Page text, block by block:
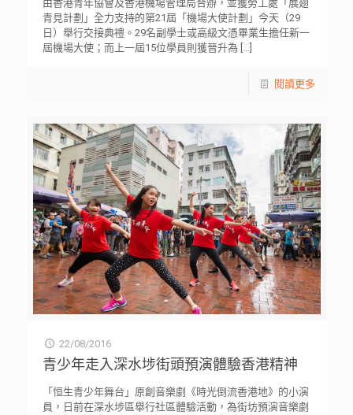
由香港青年協會及香港機場管理局合辦，並獲勞工處「展翅
青見計劃」全力支持的第21屆「機場大使計劃」今天（29
日）舉行交接典禮。29名副學士或高級文憑畢業生擔任新一
屆機場大使；而上一屆15位學員則獲晉升為 […]
閱讀更多
22/08/2016
青少年走入深水埗街頭預演體驗香港精神
「恒生青少年舞台」原創音樂劇《時光倒流香港地》的小演
員，日前在深水埗區舉行社區體驗活動，為街坊預演音樂劇